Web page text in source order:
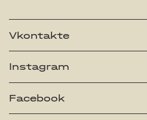
Vkontakte
Instagram
Facebook